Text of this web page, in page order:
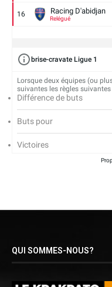
16 Racing D'abidjan
Relégué
brise-cravate Ligue 1
Lorsque deux équipes (ou
suivantes les règles
Différence de buts
Buts pour
Victoires
QUI SOMMES-NOUS?